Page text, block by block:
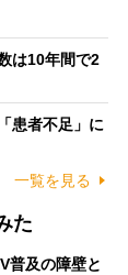
は10年間で2
患者不足」に
一覧を見る
た
普及の障壁と